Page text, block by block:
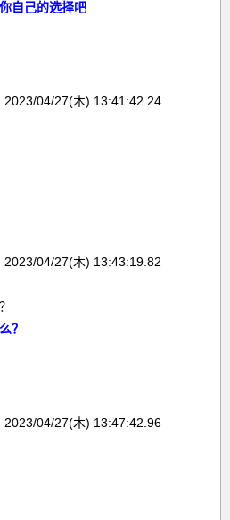
自己的选择吧
2023/04/27(木) 13:41:42.24
2023/04/27(木) 13:43:19.82
？
2023/04/27(木) 13:47:42.96